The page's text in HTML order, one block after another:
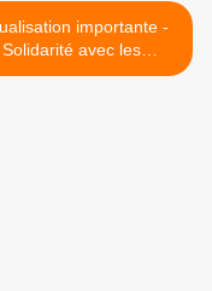
importante -
Solidarité avec les
ukrainiennes et